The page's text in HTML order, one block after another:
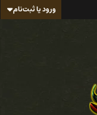
ورود یا ثبت‌نام